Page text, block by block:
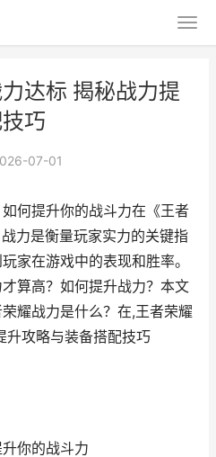
达标 揭秘战力提
巧
07-01
何提升你的战斗力在《王者
力是衡量玩家实力的关键指
家在游戏中的表现和胜率。
算高？如何提升战力？本文
耀战力是什么？在,王者荣耀
升攻略与装备搭配技巧
你的战斗力